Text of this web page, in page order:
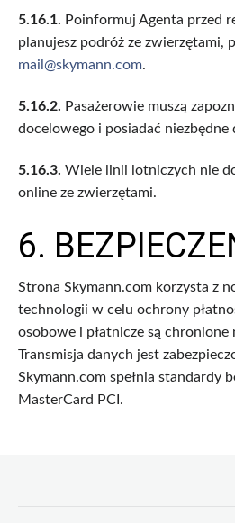
5.16.1. Poinformuj Agenta przed
planujesz podróż ze zwierzętami,
mail@skymann.com.
5.16.2. Pasażerowie muszą
docelowego i posiadać niezbędne
5.16.3. Wiele linii lotniczych nie
online ze zwierzętami.
6.
Strona Skymann.com korzysta z
technologii w celu ochrony
osobowe i płatnicze są chronione
Transmisja danych jest
Skymann.com spełnia standardy
MasterCard PCI.